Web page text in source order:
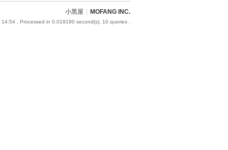
小黑屋 MOFANG INC.
14:54 , Processed in 0.019190 second(s), 10 queries .